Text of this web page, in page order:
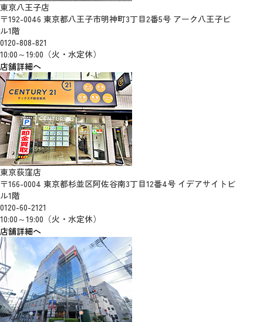
東京八王子店
〒192-0046 東京都八王子市明神町3丁目2番5号 アーク八王子ビ
ル1階
0120-808-821
10:00～19:00（火・水定休）
店舗詳細へ
東京荻窪店
〒166-0004 東京都杉並区阿佐谷南3丁目12番4号 イデアサイトビ
ル1階
0120-60-2121
10:00～19:00（火・水定休）
店舗詳細へ